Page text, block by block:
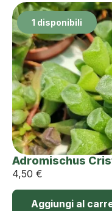
1 disponibili
Adromischus
4,50 €
Aggiungi al